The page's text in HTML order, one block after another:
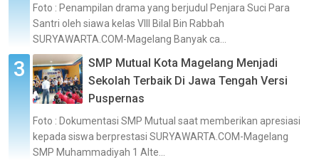
Foto : Penampilan drama yang berjudul Penjara Suci Para
Santri oleh siawa kelas VIII Bilal Bin Rabbah
SURYAWARTA.COM-Magelang Banyak ca...
SMP Mutual Kota Magelang Menjadi
Sekolah Terbaik Di Jawa Tengah Versi
Puspernas
Foto : Dokumentasi SMP Mutual saat memberikan apresiasi
kepada siswa berprestasi SURYAWARTA.COM-Magelang
SMP Muhammadiyah 1 Alte...